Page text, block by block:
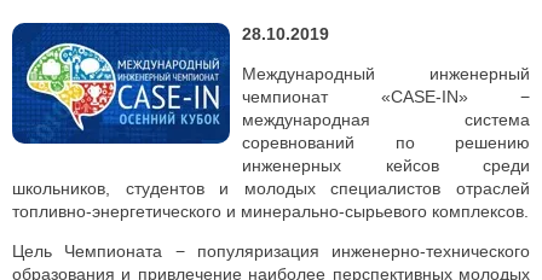
28.10.2019
Международный инженерный
чемпионат «CASE-IN» −
международная система
соревнований по решению
инженерных кейсов среди
школьников, студентов и молодых специалистов отраслей
топливно-энергетического и минерально-сырьевого комплексов.
Цель Чемпионата − популяризация инженерно-технического
образования и привлечение наиболее перспективных молодых